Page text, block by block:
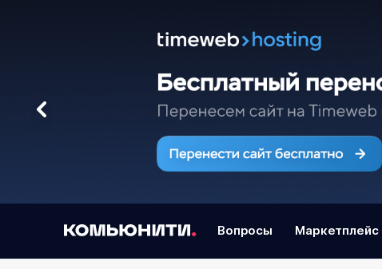
Вопросы Маркетплейс